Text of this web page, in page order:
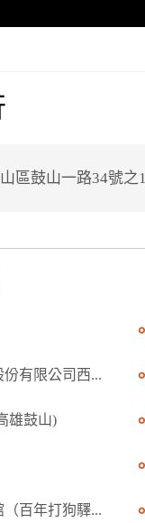
鼓山一路34號之
有限公司西...
雄鼓山)
百年打狗驛...